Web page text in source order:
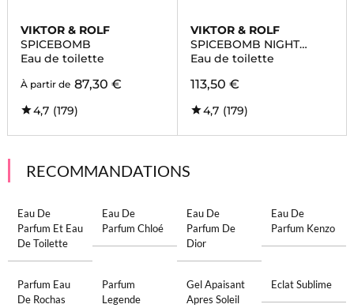
VIKTOR & ROLF
SPICEBOMB
Eau de toilette
À partir de 87,30 €
4,7 (179)
VIKTOR & ROLF
SPICEBOMB NIGHT
VISION
Eau de toilette
113,50 €
4,7 (179)
RECOMMANDATIONS
Eau De
Parfum Et Eau
De Toilette
Eau De
Parfum Chloé
Eau De
Parfum De
Dior
Eau De
Parfum Kenzo
Parfum Eau
De Rochas
Parfum
Legende
Gel Apaisant
Apres Soleil
Eclat Sublime